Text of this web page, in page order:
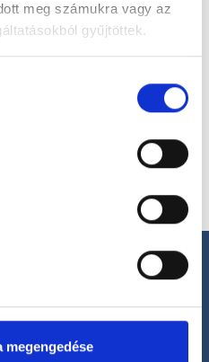
meg számukra vagy az
gyűjtöttek.
info/foglaljorvost-
megengedése